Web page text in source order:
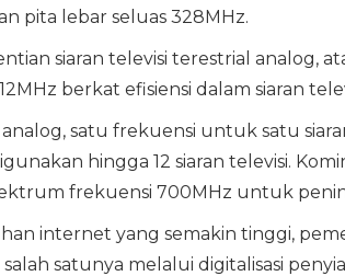
pita lebar seluas 328MHz.
siaran televisi terestrial analog,
berkat efisiensi dalam siaran
analog, satu frekuensi untuk satu
hingga 12 siaran televisi.
frekuensi 700MHz untuk
internet yang semakin tinggi,
satunya melalui digitalisasi